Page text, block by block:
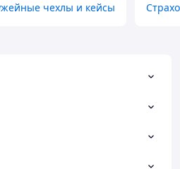
чехлы и кейсы